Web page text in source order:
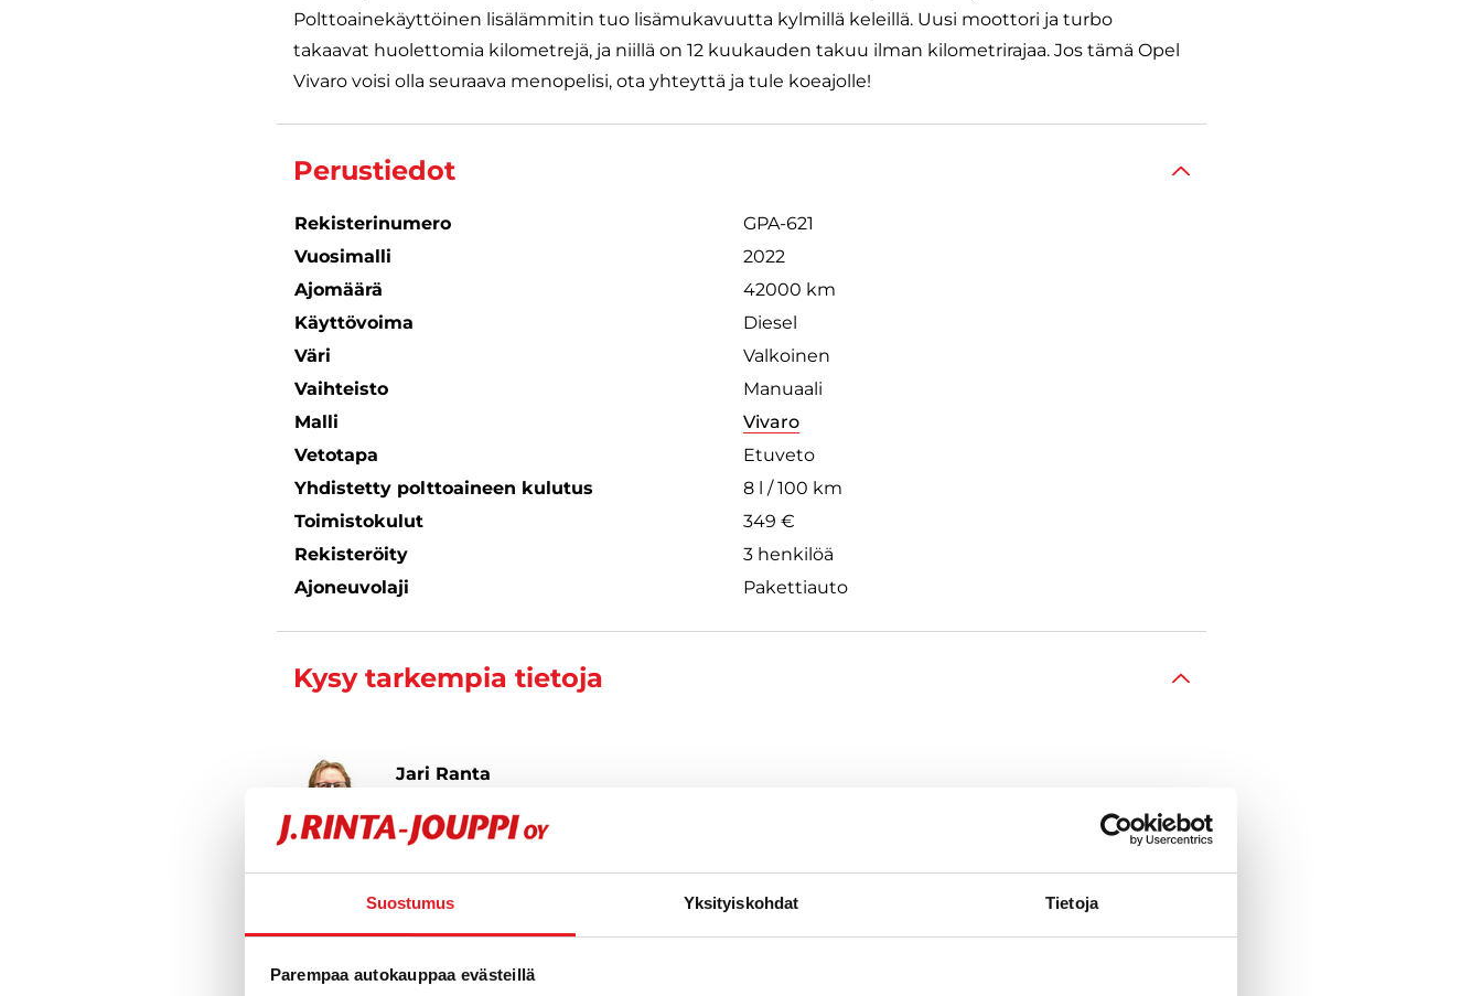
Suostumus Yksityiskohdat Tietoja
Parempaa autokauppaa evästeillä
Polttoainekäyttöinen lisälämmitin tuo lisämukavuutta kylmillä keleillä. Uusi moottori ja turbo
takaavat huolettomia kilometrejä, ja niillä on 12 kuukauden takuu ilman kilometrirajaa. Jos tämä Opel
Vivaro voisi olla seuraava menopelisi, ota yhteyttä ja tule koeajolle!
Perustiedot
Rekisterinumero
GPA-621
Vuosimalli
2022
Ajomäärä
42000 km
Käyttövoima
Diesel
Väri
Valkoinen
Vaihteisto
Manuaali
Malli
Vivaro
Vetotapa
Etuveto
Yhdistetty polttoaineen kulutus
8 l / 100 km
Toimistokulut
349 €
Rekisteröity
3 henkilöä
Ajoneuvolaji
Pakettiauto
Kysy tarkempia tietoja
Jari Ranta
040 712 0509